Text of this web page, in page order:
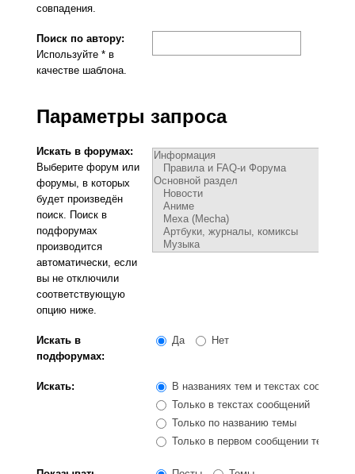
совпадения.
Поиск по автору:
Используйте * в
качестве шаблона.
Параметры запроса
Искать в форумах:
Выберите форум или
форумы, в которых
будет произведён
поиск. Поиск в
подфорумах
производится
автоматически, если
вы не отключили
соответствующую
опцию ниже.
Искать в
подфорумах:
Да Нет
Искать:
В названиях тем и текстах
Только в текстах сообщений
Только по названию темы
Только в первом сообщении темы